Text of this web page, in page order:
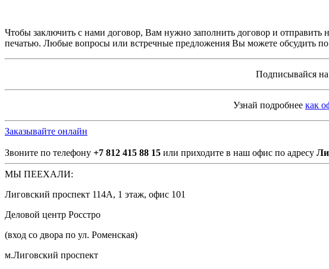
Чтобы заключить с нами договор, Вам нужно заполнить договор и отправить
печатью. Любые вопросы или встречные предложения Вы можете обсудить по
Подписывайся на
Узнай подробнее как
Заказывайте онлайн
Звоните по телефону +7 812 415 88 15 или приходите в наш офис по адресу
МЫ ПЕЕХАЛИ:
Лиговский проспект 114А, 1 этаж, офис 101
Деловой центр Росстро
(вход со двора по ул. Роменская)
м.Лиговский проспект